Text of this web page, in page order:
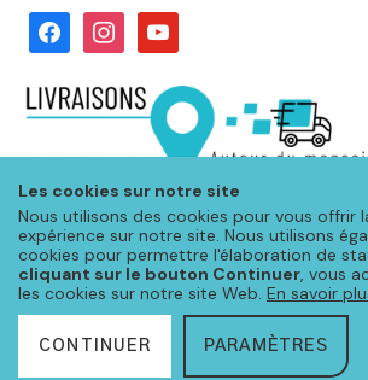
Les cookies sur notre site
Nous utilisons des cookies pour vous offrir
expérience sur notre site. Nous utilisons
cookies pour permettre l'élaboration de
cliquant sur le bouton Continuer, vous
les cookies sur notre site Web. En savoir
CONTINUER PARAMÈTRES
facebookinstagramyoutube